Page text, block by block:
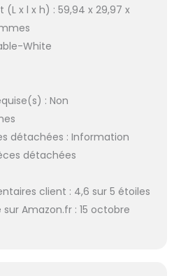
x l x h) : 59,94 x 29,97 x
White
: Non
détachées : Information
détachées
client : 4,6 sur 5 étoiles
Amazon.fr : 15 octobre